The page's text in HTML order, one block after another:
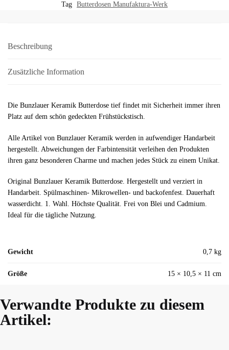
Tag Butterdosen Manufaktura-Werk
Beschreibung
Zusätzliche Information
Die Bunzlauer Keramik Butterdose tief findet mit Sicherheit immer ihren
Platz auf dem schön gedeckten Frühstückstisch.
Alle Artikel von Bunzlauer Keramik werden in aufwendiger Handarbeit
hergestellt. Abweichungen der Farbintensität verleihen den Produkten
ihren ganz besonderen Charme und machen jedes Stück zu einem Unikat.
Original Bunzlauer Keramik Butterdose. Hergestellt und verziert in
Handarbeit. Spülmaschinen- Mikrowellen- und backofenfest. Dauerhaft
wasserdicht. 1. Wahl. Höchste Qualität. Frei von Blei und Cadmium.
Ideal für die tägliche Nutzung.
Gewicht 0,7 kg
Größe 15 × 10,5 × 11 cm
Verwandte Produkte zu diesem
Artikel: